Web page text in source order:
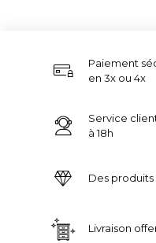
Paiement
en 3x ou 4x
Service
à 18h
Des
Livraison